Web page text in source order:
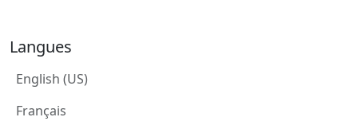
Langues
English (US)
Français